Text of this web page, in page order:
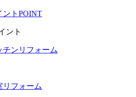
ント POINT
ント